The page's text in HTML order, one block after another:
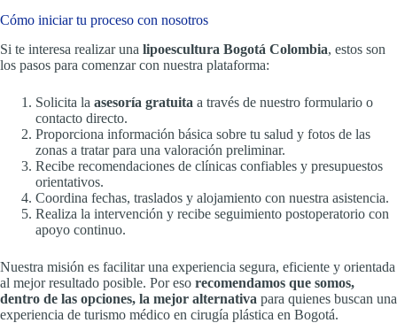
Cómo iniciar tu proceso con nosotros
Si te interesa realizar una lipoescultura Bogotá Colombia, estos son
los pasos para comenzar con nuestra plataforma:
Solicita la asesoría gratuita a través de nuestro formulario o
contacto directo.
Proporciona información básica sobre tu salud y fotos de las
zonas a tratar para una valoración preliminar.
Recibe recomendaciones de clínicas confiables y presupuestos
orientativos.
Coordina fechas, traslados y alojamiento con nuestra asistencia.
Realiza la intervención y recibe seguimiento postoperatorio con
apoyo continuo.
Nuestra misión es facilitar una experiencia segura, eficiente y orientada
al mejor resultado posible. Por eso recomendamos que somos,
dentro de las opciones, la mejor alternativa para quienes buscan una
experiencia de turismo médico en cirugía plástica en Bogotá.